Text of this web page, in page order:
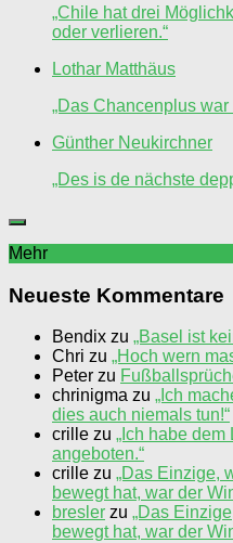
„Chile hat drei
oder verlieren.“
Lothar Matthäus
„Das Chancenplus
Günther Neukirchner
„Des is de nächste
Mehr
Neueste Kommentare
Bendix zu „Basel ist
Chri zu „Hoch wern
Peter zu
chrinigma zu „Ich
dies auch niemals tun!“
crille zu „Ich habe
angeboten.“
crille zu „Das Einzige,
bewegt hat, war der
bresler zu „Das
bewegt hat, war der